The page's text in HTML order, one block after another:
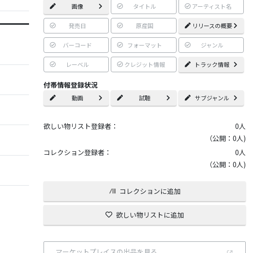
画像 タイトル アーティスト名
発売日 原産国 リリースの概要
バーコード フォーマット ジャンル
レーベル クレジット情報 トラック情報
付帯情報登録状況
動画 試聴 サブジャンル
欲しい物リスト登録者： 0人
（公開：0人)
コレクション登録者：
0人
（公開：0人)
コレクションに追加
欲しい物リストに追加